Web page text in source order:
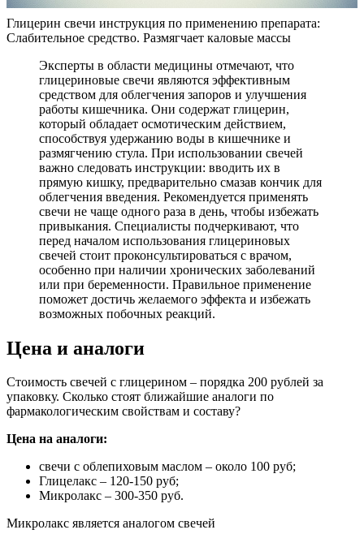
Глицерин свечи инструкция по применению препарата:
Слабительное средство. Размягчает каловые массы
Эксперты в области медицины отмечают, что
глицериновые свечи являются эффективным
средством для облегчения запоров и улучшения
работы кишечника. Они содержат глицерин,
который обладает осмотическим действием,
способствуя удержанию воды в кишечнике и
размягчению стула. При использовании свечей
важно следовать инструкции: вводить их в
прямую кишку, предварительно смазав кончик для
облегчения введения. Рекомендуется применять
свечи не чаще одного раза в день, чтобы избежать
привыкания. Специалисты подчеркивают, что
перед началом использования глицериновых
свечей стоит проконсультироваться с врачом,
особенно при наличии хронических заболеваний
или при беременности. Правильное применение
поможет достичь желаемого эффекта и избежать
возможных побочных реакций.
Цена и аналоги
Стоимость свечей с глицерином – порядка 200 рублей за
упаковку. Сколько стоят ближайшие аналоги по
фармакологическим свойствам и составу?
Цена на аналоги:
свечи с облепиховым маслом – около 100 руб;
Глицелакс – 120-150 руб;
Микролакс – 300-350 руб.
Микролакс является аналогом свечей